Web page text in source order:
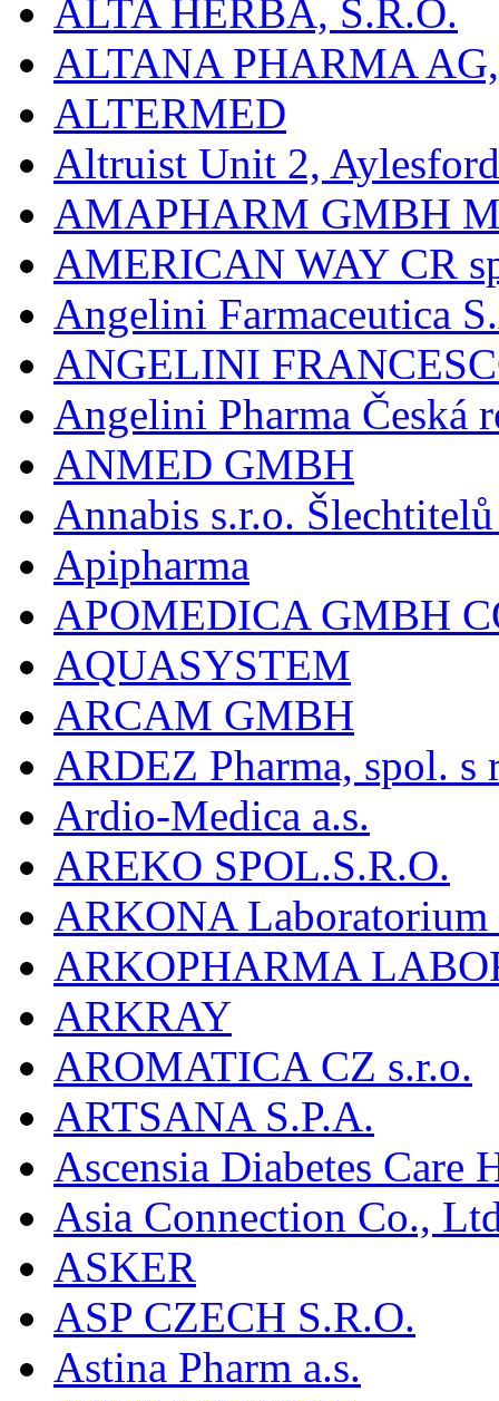
ALTA HERBA, S.R.O.
ALTANA PHARMA
ALTERMED
Altruist Unit 2, Aylesford
AMAPHARM GMBH
AMERICAN WAY CR
Angelini Farmaceutica
ANGELINI
Angelini Pharma Česká
ANMED GMBH
Annabis s.r.o.
Apipharma
APOMEDICA GMBH
AQUASYSTEM
ARCAM GMBH
ARDEZ Pharma, spol. s
Ardio-Medica a.s.
AREKO SPOL.S.R.O.
ARKONA
ARKOPHARMA
ARKRAY
AROMATICA CZ s.r.o.
ARTSANA S.P.A.
Ascensia Diabetes Care
Asia Connection Co.,
ASKER
ASP CZECH S.R.O.
Astina Pharm a.s.